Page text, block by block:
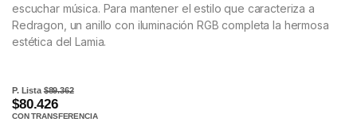
escuchar música. Para mantener el estilo que caracteriza a
Redragon, un anillo con iluminación RGB completa la hermosa
estética del Lamia.
P. Lista$89.362
$80.426
CON TRANSFERENCIA